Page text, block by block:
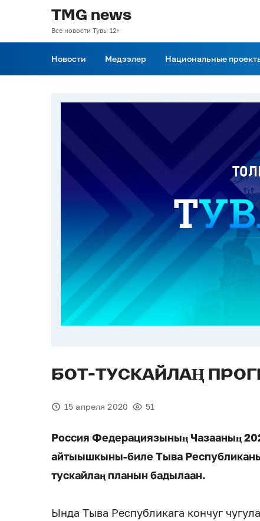
TMG news
Все новости Тувы 12+
Новости Медээлер Национальные
БОТ-ТУСКАЙЛАҢ
15 апреля 2020 51
Россия Федерациязының Чазааның
айтыышкыны-биле Тыва
тускайлаң планын бадылаан.
Ында Тыва Республикага кончуг